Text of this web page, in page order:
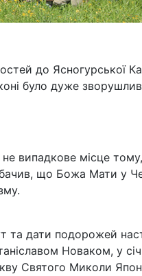
до Ясногурської
було дуже
випадкове місце
що Божа Мати у
та дати подорожей
Новаком, у
Святого Миколи